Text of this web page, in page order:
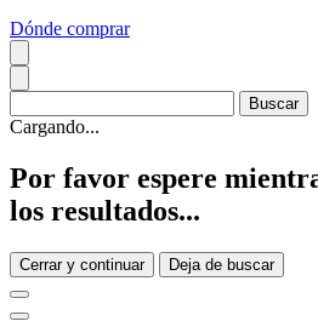
Dónde comprar
Cargando...
Por favor espere
los resultados...
Cerrar y continuar Deja de buscar